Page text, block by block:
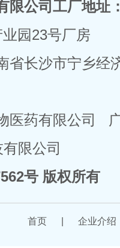
限公司工厂地址
园23号厂房
省长沙市宁乡经
医药有限公司
限公司
号 版权所有
首页 企业介绍